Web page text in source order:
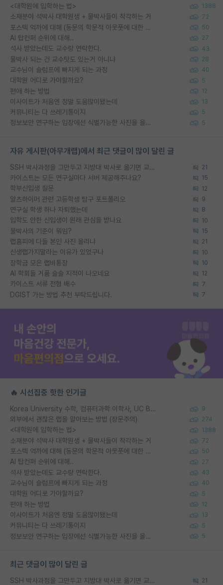
<대학원에 입학하는 법> 1388
소재분야 석박사 대학원생 + 물박사들이 착각하는 거 72
포스텍 억까에 대해 (동문의 학문적 아웃풋에 대한 반박) 50
AI 탑컨퍼 순위에 대해.. 27
석사 받았는데도 교수랑 연락한다. 43
물박사 되는 건 교수탓도 있는거 아니냐 28
교수님이 슬럼프에 빠지게 되는 과정 40
대학원 어디로 가야할까요? 5
편애 하는 방법 12
이사이트가 처음엔 정말 도움많이됐는데 13
커뮤니티는 다 쓰레기통이지 5
정보보안 연구하는 입장에선 식별가능한 사진을 올리는건 비추이긴함 5
자유 게시판(아무개랩)에서 최근 댓글이 많이 달린 글
SSH 박사과정을 그만두고 지방대 박사로 옮기면 교수의 꿈은 끝일까요? 21
카이스트는 모든 연구실마다 서버 제공해주나요? 15
학부신입생 질문 12
알츠하이머 관련 고등학생 탐구 포트폴리오 9
연구실 학생 하나 자퇴했는데 8
입학도 안한 신입생이 원래 관심을 받나요 10
물박사의 기준이 뭐임? 15
랩홈피에 다들 본인 사진 올리냐 21
신생랩가지말라는 이유가 있었구나 10
장학금 모은 랩비통장 10
AI 학회들 거품 슬슬 지적이 나오네요 12
카이스트 서류 전형 배수 7
DGIST 가는 방법 추천 부탁드립니다. 7
🔥 시선집중 핫한 인기글
Korea University 수학, 컴퓨터과학 이학사, UC Berkeley 산업공학 대학원 공학박사가 되는 것은 쉽지 않겠죠? 9
외부에서 괜찮은 랩을 알아보는 방법 (장문주의) 274
<대학원에 입학하는 법> 1388
소재분야 석박사 대학원생 + 물박사들이 착각하는 거 72
포스텍 억까에 대해 (동문의 학문적 아웃풋에 대한 반박) 50
AI 탑컨퍼 순위에 대해.. 27
석사 받았는데도 교수랑 연락한다. 43
교수님이 슬럼프에 빠지게 되는 과정 40
대학원 어디로 가야할까요? 5
편애 하는 방법 12
이사이트가 처음엔 정말 도움많이됐는데 13
커뮤니티는 다 쓰레기통이지 5
정보보안 연구하는 입장에선 식별가능한 사진을 올리는건 비추이긴함 5
최근 댓글이 많이 달린 글
SSH 박사과정을 그만두고 지방대 박사로 옮기면 교수의 꿈은 끝일까요? 21